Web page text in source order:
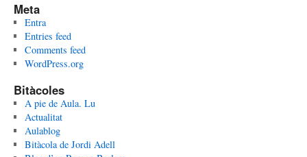
Meta
Entra
Entries feed
Comments feed
WordPress.org
Bitàcoles
A pie de Aula. Lu
Actualitat
Aulablog
Bitàcola de Jordi Adell